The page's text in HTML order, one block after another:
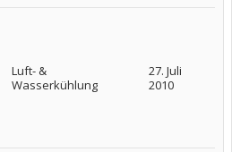
Luft- &
Wasserkühlung
27. Juli
2010